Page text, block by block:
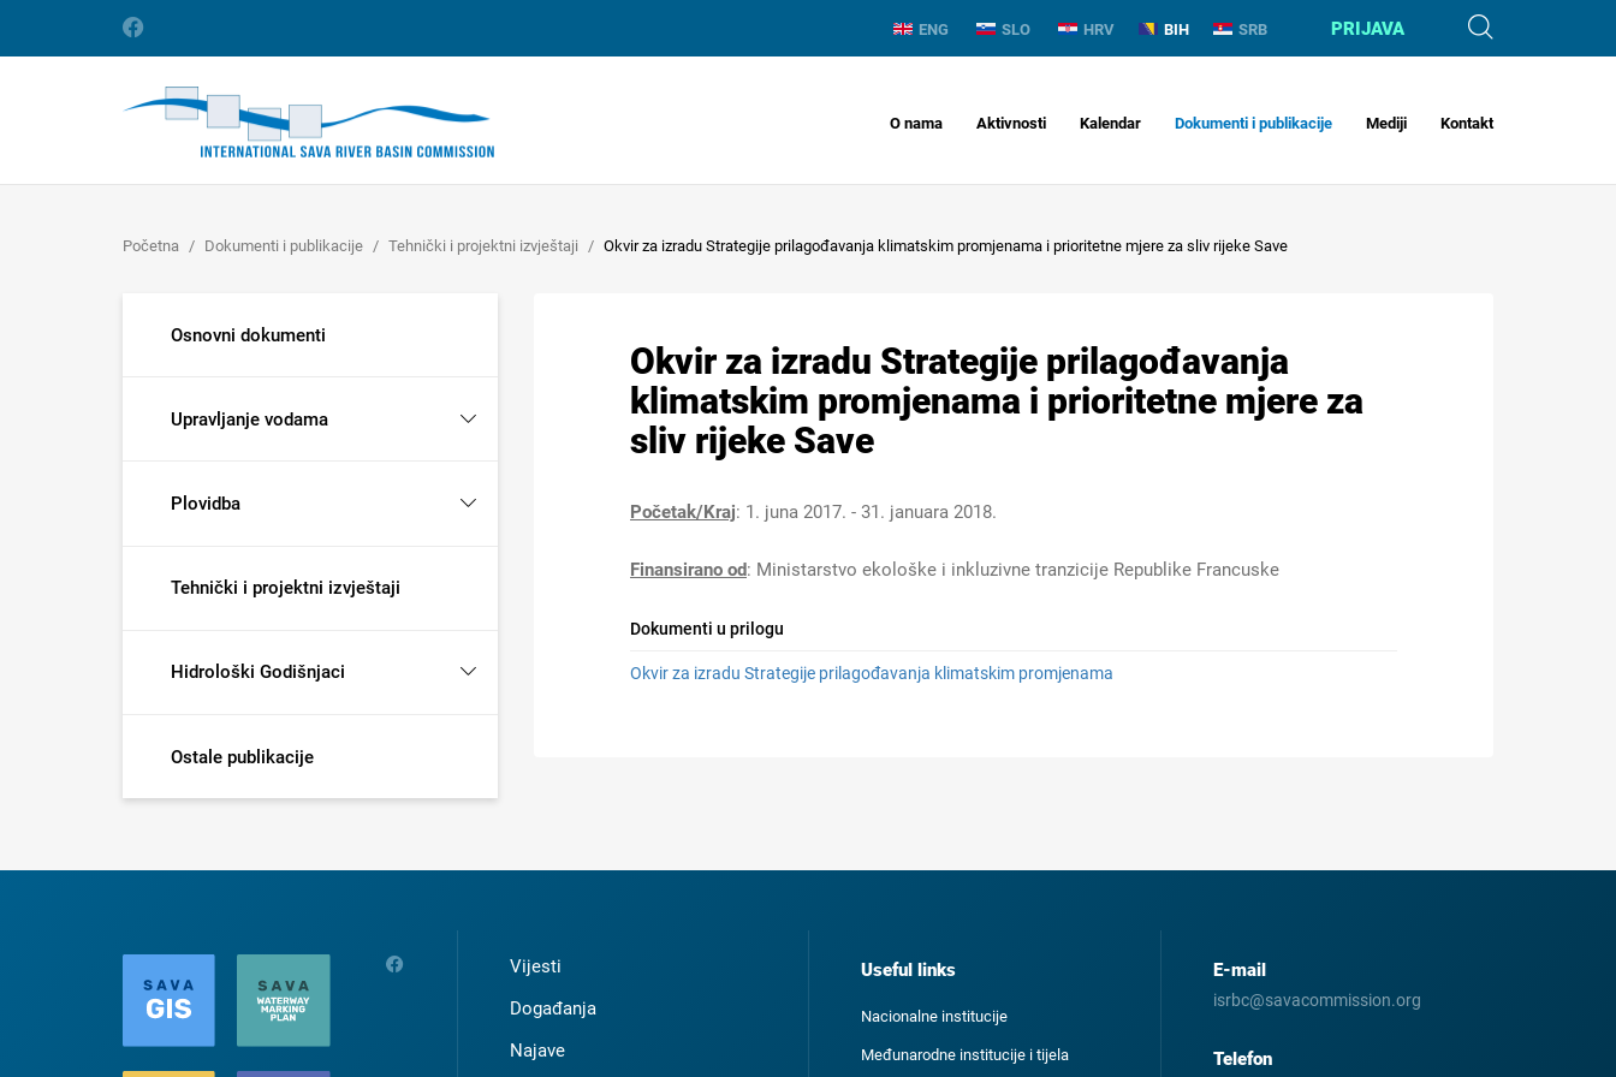
ENG SLO HRV BIH SRB PRIJAVA
O nama Aktivnosti Kalendar Dokumenti i publikacije Mediji Kontakt
Početna Dokumenti i publikacije Tehnički i projektni izvještaji Okvir za izradu Strategije prilagođavanja klimatskim promjenama i prioritetne mjere za sliv rijeke Save
Osnovni dokumenti
Upravljanje vodama
Plovidba
Tehnički i projektni izvještaji
Hidrološki Godišnjaci
Ostale publikacije
Okvir za izradu Strategije prilagođavanja
klimatskim promjenama i prioritetne mjere za
sliv rijeke Save
Početak/Kraj: 1. juna 2017. - 31. januara 2018.
Finansirano od: Ministarstvo ekološke i inkluzivne tranzicije Republike Francuske
Dokumenti u prilogu
Okvir za izradu Strategije prilagođavanja klimatskim promjenama
Vijesti
Događanja
Najave
Useful links
Nacionalne institucije
Međunarodne institucije i tijela
E-mail
isrbc@savacommission.org
Telefon